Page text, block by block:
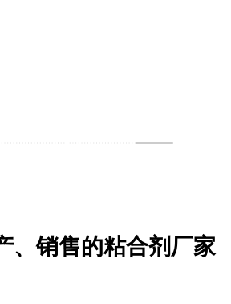
、销售的粘合剂厂家